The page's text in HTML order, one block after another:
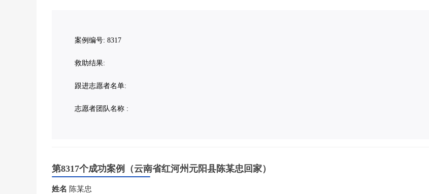
案例编号: 8317
救助结果:
跟进志愿者名单:
志愿者团队名称 :
第8317个成功案例（云南省红河州元阳县陈某忠回家）
姓名 陈某忠